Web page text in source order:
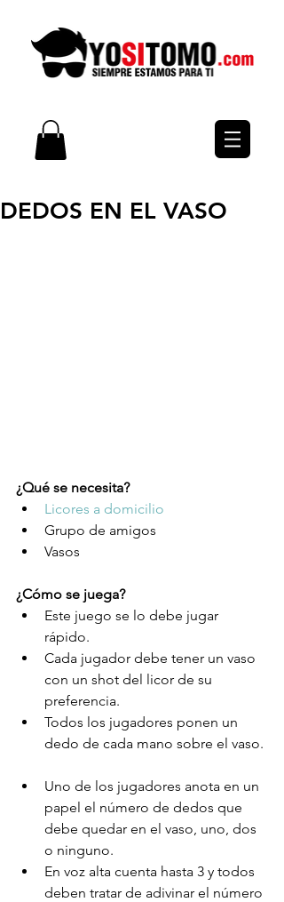
DEDOS EN EL VASO
¿Qué se necesita?
Licores a domicilio
Grupo de amigos
Vasos
¿Cómo se juega?
Este juego se lo debe jugar
rápido.
Cada jugador debe tener un vaso
con un shot del licor de su
preferencia.
Todos los jugadores ponen un
dedo de cada mano sobre el vaso.
Uno de los jugadores anota en un
papel el número de dedos que
debe quedar en el vaso, uno, dos
o ninguno.
En voz alta cuenta hasta 3 y todos
deben tratar de adivinar el número